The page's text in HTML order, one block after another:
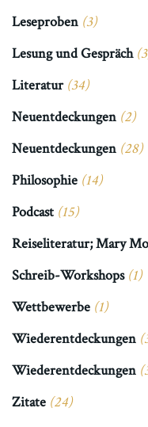
Leseproben (3)
Lesung und Gespräch
Literatur(34)
Neuentdeckungen (2)
Neuentdeckungen (28)
Philosophie (14)
Podcast (15)
Reiseliteratur; Mary
Schreib-Workshops(1)
Wettbewerbe (1)
Wiederentdeckungen
Wiederentdeckungen
Zitate (24)